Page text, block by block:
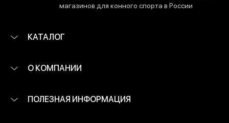
магазинов для конного спорта в России
КАТАЛОГ
О КОМПАНИИ
ПОЛЕЗНАЯ ИНФОРМАЦИЯ